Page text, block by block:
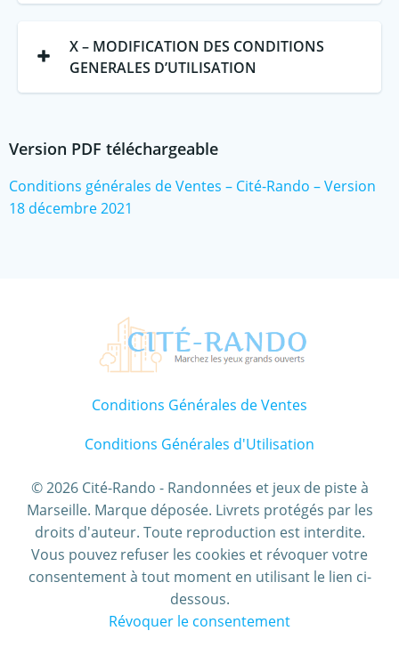
X – MODIFICATION DES CONDITIONS
GENERALES D’UTILISATION
Version PDF téléchargeable
Conditions générales de Ventes – Cité-Rando – Version
18 décembre 2021
Conditions Générales de Ventes
Conditions Générales d'Utilisation
© 2026 Cité-Rando - Randonnées et jeux de piste à
Marseille. Marque déposée. Livrets protégés par les
droits d'auteur. Toute reproduction est interdite.
Vous pouvez refuser les cookies et révoquer votre
consentement à tout moment en utilisant le lien ci-
dessous.
Révoquer le consentement